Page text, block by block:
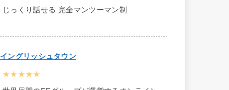
じっくり話せる 完全マンツーマン制
イングリッシュタウン
★★★★★